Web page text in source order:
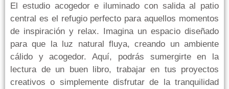
El estudio acogedor e iluminado con salida al patio
central es el refugio perfecto para aquellos momentos
de inspiración y relax. Imagina un espacio diseñado
para que la luz natural fluya, creando un ambiente
cálido y acogedor. Aquí, podrás sumergirte en la
lectura de un buen libro, trabajar en tus proyectos
creativos o simplemente disfrutar de la tranquilidad